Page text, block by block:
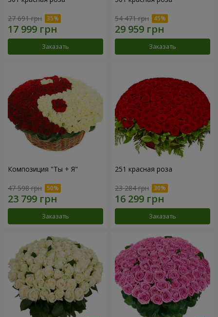
27 691 грн
Заказать
54 471 грн
Заказать
Композиция "Ты + Я"
47 598 грн
Заказать
251 красная роза
23 284 грн
Заказать